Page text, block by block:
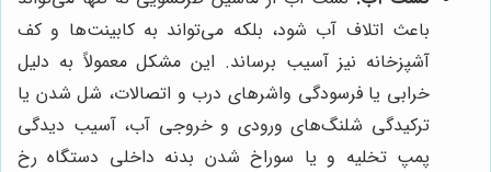
باعث اتلاف آب شود، بلکه می‌تواند به کابینت‌ها و کف
آشپزخانه نیز آسیب برساند. این مشکل معمولاً به دلیل
خرابی یا فرسودگی واشرهای درب و اتصالات، شل شدن یا
ترکیدگی شلنگ‌های ورودی و خروجی آب، آسیب دیدگی
پمپ تخلیه و یا سوراخ شدن بدنه داخلی دستگاه رخ